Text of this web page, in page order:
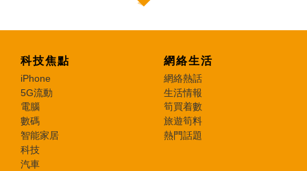
科技焦點
iPhone
5G流動
電腦
數碼
智能家居
科技
汽車
網絡生活
網絡熱話
生活情報
筍買着數
旅遊筍料
熱門話題